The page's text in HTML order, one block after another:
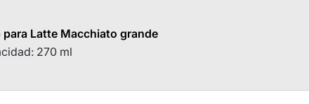
para Latte Macchiato grande
270 ml